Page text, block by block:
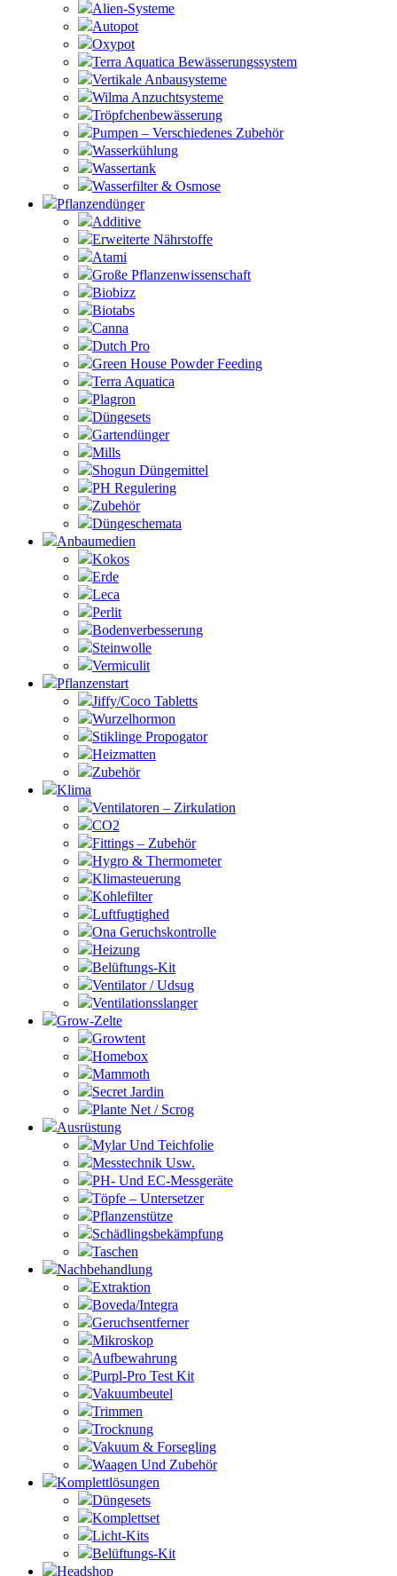
Alien-Systeme
Autopot
Oxypot
Terra Aquatica Bewässerungssystem
Vertikale Anbausysteme
Wilma Anzuchtsysteme
Tröpfchenbewässerung
Pumpen – Verschiedenes Zubehör
Wasserkühlung
Wassertank
Wasserfilter & Osmose
Pflanzendünger
Additive
Erweiterte Nährstoffe
Atami
Große Pflanzenwissenschaft
Biobizz
Biotabs
Canna
Dutch Pro
Green House Powder Feeding
Terra Aquatica
Plagron
Düngesets
Gartendünger
Mills
Shogun Düngemittel
PH Regulering
Zubehör
Düngeschemata
Anbaumedien
Kokos
Erde
Leca
Perlit
Bodenverbesserung
Steinwolle
Vermiculit
Pflanzenstart
Jiffy/Coco Tabletts
Wurzelhormon
Stiklinge Propogator
Heizmatten
Zubehör
Klima
Ventilatoren – Zirkulation
CO2
Fittings – Zubehör
Hygro & Thermometer
Klimasteuerung
Kohlefilter
Luftfugtighed
Ona Geruchskontrolle
Heizung
Belüftungs-Kit
Ventilator / Udsug
Ventilationsslanger
Grow-Zelte
Growtent
Homebox
Mammoth
Secret Jardin
Plante Net / Scrog
Ausrüstung
Mylar Und Teichfolie
Messtechnik Usw.
PH- Und EC-Messgeräte
Töpfe – Untersetzer
Pflanzenstütze
Schädlingsbekämpfung
Taschen
Nachbehandlung
Extraktion
Boveda/Integra
Geruchsentferner
Mikroskop
Aufbewahrung
Purpl-Pro Test Kit
Vakuumbeutel
Trimmen
Trocknung
Vakuum & Forsegling
Waagen Und Zubehör
Komplettlösungen
Düngesets
Komplettset
Licht-Kits
Belüftungs-Kit
Headshop